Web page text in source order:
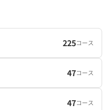
225コース
47コース
47コース